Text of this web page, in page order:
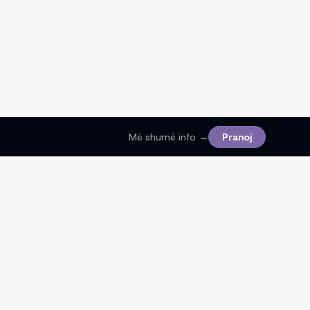
Më shumë info → Pranoj